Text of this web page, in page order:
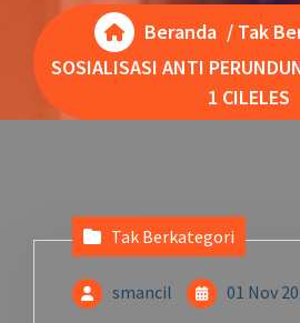
Beranda / Tak
SOSIALISASI ANTI
1 CILELES
Tak Berkategori
smancil 01 Nov